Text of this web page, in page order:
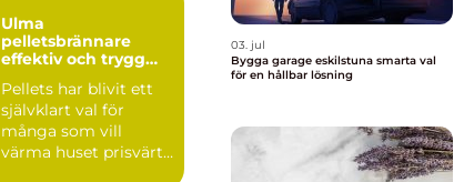
Ulma
pelletsbrännare
effektiv och trygg
Pellets har blivit ett
självklart val för
många som vill
värma huset prisvärt
03. jul
Bygga garage eskilstuna smarta val
för en hållbar lösning